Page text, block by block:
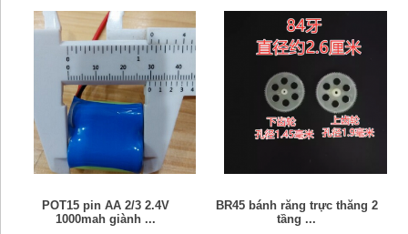
POT15 pin AA 2/3 2.4V
1000mah giành ...
BR45 bánh răng trực thăng 2
tầng ...